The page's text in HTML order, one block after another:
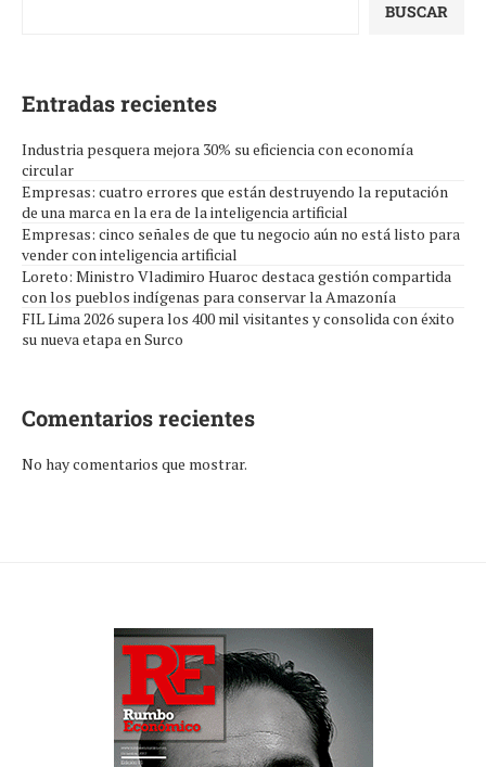
BUSCAR
Entradas recientes
Industria pesquera mejora 30% su eficiencia con economía
circular
Empresas: cuatro errores que están destruyendo la reputación
de una marca en la era de la inteligencia artificial
Empresas: cinco señales de que tu negocio aún no está listo para
vender con inteligencia artificial
Loreto: Ministro Vladimiro Huaroc destaca gestión compartida
con los pueblos indígenas para conservar la Amazonía
FIL Lima 2026 supera los 400 mil visitantes y consolida con éxito
su nueva etapa en Surco
Comentarios recientes
No hay comentarios que mostrar.